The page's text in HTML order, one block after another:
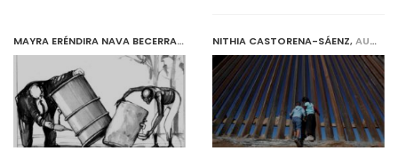
MAYRA ERÉNDIRA NAVA BECERRA
,JULY 31, 2019NITHIA CASTORENA-SÁENZ,AUGUST 1, 2019